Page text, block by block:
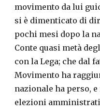
movimento da lui
si è dimenticato di
pochi mesi dopo la
Conte quasi metà
con la Lega; che dal
Movimento ha
nazionale ha perso,
elezioni